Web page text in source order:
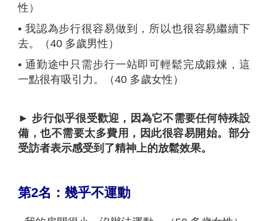
性）
• 我認為步行很容易做到，所以也很容易繼續下
去。（40 多歲男性）
• 通勤途中只需步行一站即可輕鬆完成鍛煉，這
一點很有吸引力。（40 多歲女性）
► 步行似乎很受歡迎，因為它不需要任何特殊設
備，也不需要太多費用，因此很容易開始。部分
受訪者表示感受到了精神上的放鬆效果。
第2名：幾乎不運動